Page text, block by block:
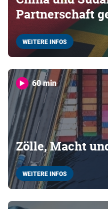
Partnerschaft
WEITERE INFOS
60 min
Zölle, Macht
WEITERE INFOS